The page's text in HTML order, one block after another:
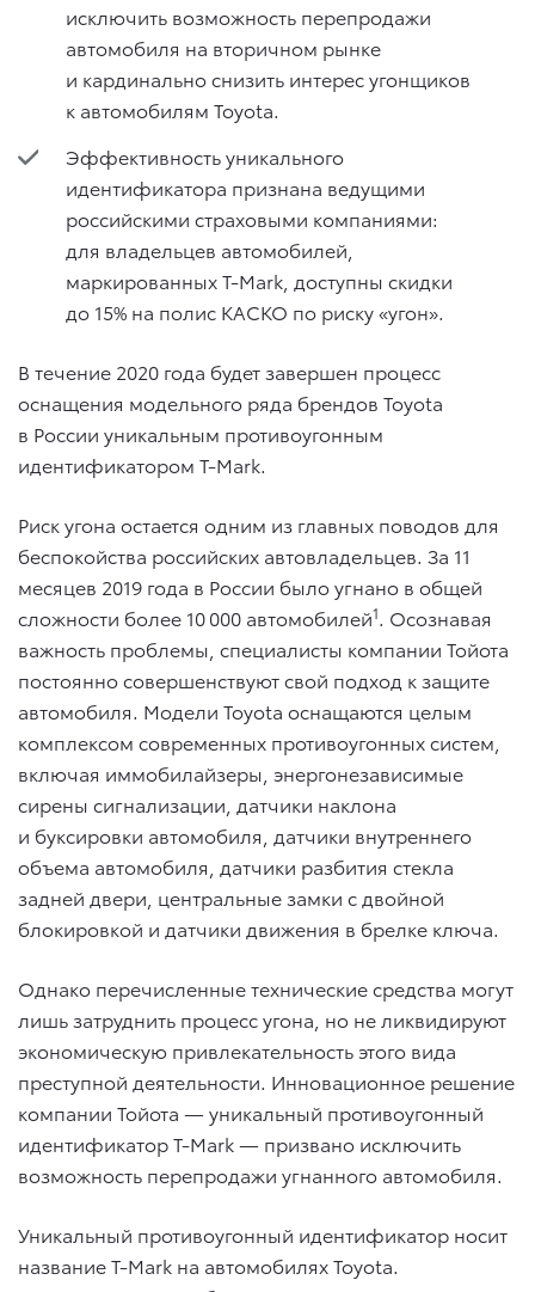
исключить возможность перепродажи
автомобиля на вторичном рынке
и кардинально снизить интерес угонщиков
к автомобилям Toyota.
Эффективность уникального
идентификатора признана ведущими
российскими страховыми компаниями:
для владельцев автомобилей,
маркированных T-Mark, доступны скидки
до 15% на полис КАСКО по риску «угон».
В течение 2020 года будет завершен процесс
оснащения модельного ряда брендов Toyota
в России уникальным противоугонным
идентификатором T-Mark.
Риск угона остается одним из главных поводов для
беспокойства российских автовладельцев. За 11
месяцев 2019 года в России было угнано в общей
сложности более 10 000 автомобилей1. Осознавая
важность проблемы, специалисты компании Тойота
постоянно совершенствуют свой подход к защите
автомобиля. Модели Toyota оснащаются целым
комплексом современных противоугонных систем,
включая иммобилайзеры, энергонезависимые
сирены сигнализации, датчики наклона
и буксировки автомобиля, датчики внутреннего
объема автомобиля, датчики разбития стекла
задней двери, центральные замки с двойной
блокировкой и датчики движения в брелке ключа.
Однако перечисленные технические средства могут
лишь затруднить процесс угона, но не ликвидируют
экономическую привлекательность этого вида
преступной деятельности. Инновационное решение
компании Тойота — уникальный противоугонный
идентификатор T-Mark — призвано исключить
возможность перепродажи угнанного автомобиля.
Уникальный противоугонный идентификатор носит
название T-Mark на автомобилях Toyota.